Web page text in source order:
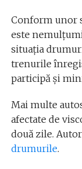
Conform unor
este
situația
trenurile
participă și
Mai multe
afectate de
două zile.
drumurile.